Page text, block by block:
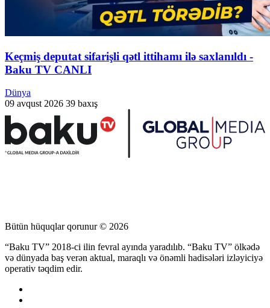
Keçmiş deputat sifarişli qətl ittihamı ilə saxlanıldı -
Baku TV CANLI
Dünya
09 avqust 2026 39 baxış
Bütün hüquqlar qorunur © 2026
“Baku TV” 2018-ci ilin fevral ayında yaradılıb. “Baku TV” ölkədə
və dünyada baş verən aktual, maraqlı və önəmli hadisələri izləyiciyə
operativ təqdim edir.